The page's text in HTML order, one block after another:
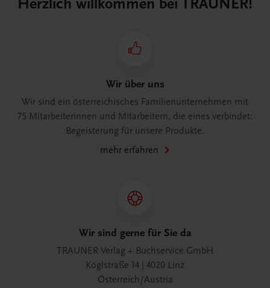
Herzlich willkommen bei TRAUNER!
Wir über uns
Wir sind ein österreichisches Familienunternehmen mit
75 Mitarbeiterinnen und Mitarbeitern, die eines verbindet:
Begeisterung für unsere Produkte.
mehr erfahren
Wir sind gerne für Sie da
TRAUNER Verlag + Buchservice GmbH
Köglstraße 14 | 4020 Linz
Österreich/Austria